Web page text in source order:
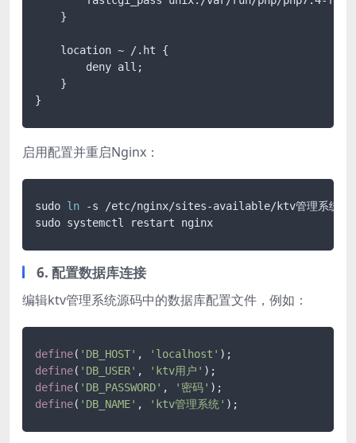
    }
    location ~ /.ht {
        deny all;
    }
}
启用配置并重启Nginx：
sudo ln -s /etc/nginx/sites-available/ktv管理系统
sudo systemctl restart nginx
6. 配置数据库连接
编辑ktv管理系统源码中的数据库配置文件，例如：
define( 'DB_HOST' , 'localhost'
define( 'DB_USER' , 'ktv用户'
define( 'DB_PASSWORD' , '密码'
define( 'DB_NAME' , 'ktv管理系统' );